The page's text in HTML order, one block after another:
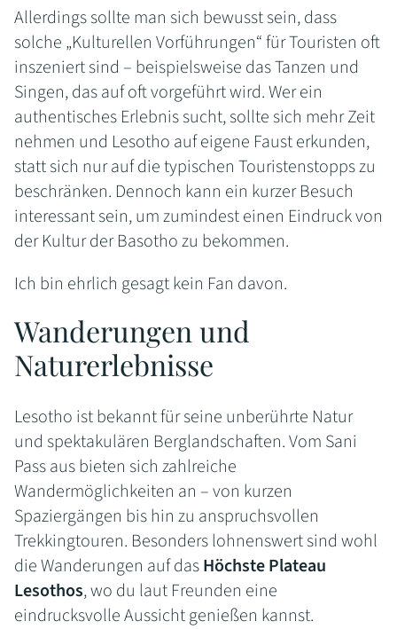
Allerdings sollte man sich bewusst sein, dass
solche „Kulturellen Vorführungen“ für Touristen oft
inszeniert sind – beispielsweise das Tanzen und
Singen, das auf oft vorgeführt wird. Wer ein
authentisches Erlebnis sucht, sollte sich mehr Zeit
nehmen und Lesotho auf eigene Faust erkunden,
statt sich nur auf die typischen Touristenstopps zu
beschränken. Dennoch kann ein kurzer Besuch
interessant sein, um zumindest einen Eindruck von
der Kultur der Basotho zu bekommen.
Ich bin ehrlich gesagt kein Fan davon.
Wanderungen und
Naturerlebnisse
Lesotho ist bekannt für seine unberührte Natur
und spektakulären Berglandschaften. Vom Sani
Pass aus bieten sich zahlreiche
Wandermöglichkeiten an – von kurzen
Spaziergängen bis hin zu anspruchsvollen
Trekkingtouren. Besonders lohnenswert sind wohl
die Wanderungen auf dasHöchste Plateau
Lesothos, wo du laut Freunden eine
eindrucksvolle Aussicht genießen kannst.